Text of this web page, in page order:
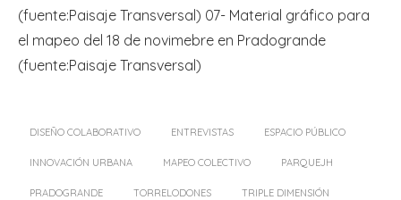
(fuente:Paisaje Transversal) 07- Material gráfico para
el mapeo del 18 de novimebre en Pradogrande
(fuente:Paisaje Transversal)
DISEÑO COLABORATIVO ENTREVISTAS ESPACIO PÚBLICO
INNOVACIÓN URBANA MAPEO COLECTIVO PARQUEJH
PRADOGRANDE TORRELODONES TRIPLE DIMENSIÓN